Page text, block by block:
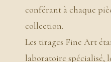
conférant à chaque
collection.
Les tirages Fine Art
laboratoire spécialisé,